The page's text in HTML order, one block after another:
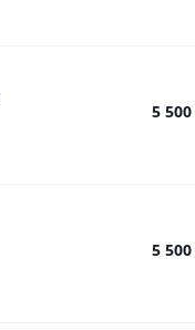
5 500
5 500